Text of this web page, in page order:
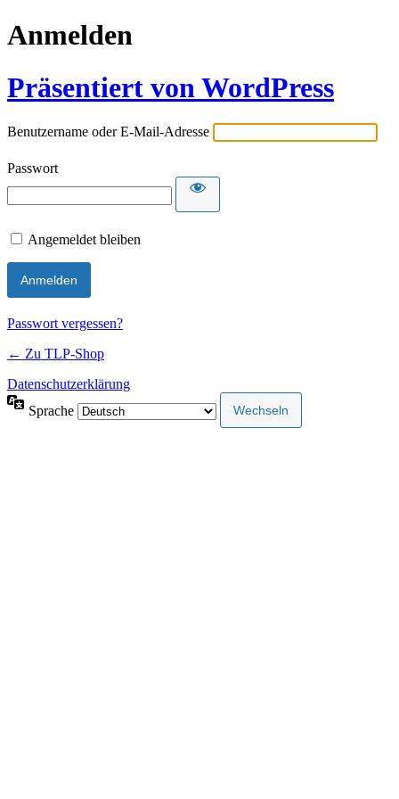
Anmelden
Präsentiert von WordPress
Benutzername oder E-Mail-Adresse
Passwort
Angemeldet bleiben
Passwort vergessen?
← Zu TLP-Shop
Datenschutzerklärung
Sprache